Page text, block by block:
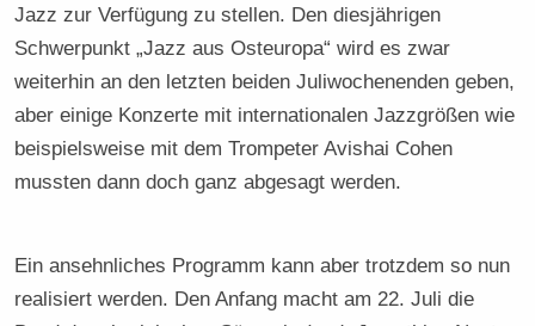
Jazz zur Verfügung zu stellen. Den diesjährigen
Schwerpunkt „Jazz aus Osteuropa“ wird es zwar
weiterhin an den letzten beiden Juliwochenenden geben,
aber einige Konzerte mit internationalen Jazzgrößen wie
beispielsweise mit dem Trompeter Avishai Cohen
mussten dann doch ganz abgesagt werden.
Ein ansehnliches Programm kann aber trotzdem so nun
realisiert werden. Den Anfang macht am 22. Juli die